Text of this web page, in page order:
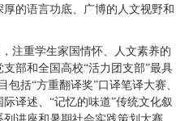
厚的语言功底、广博的人文视野和
注重学生家国情怀、人文素养的
部和全国高校“活力团支部”最具
包括“方重翻译奖”口译笔译大赛、
译述、“记忆的味道”传统文化叙